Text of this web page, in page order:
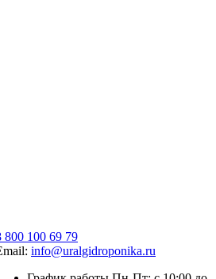
800 100 69 79
info@uralgidroponika.ru